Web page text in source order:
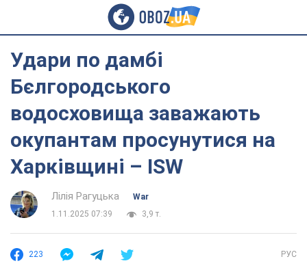
Удари по дамбі
Бєлгородського
водосховища заважають
окупантам просунутися на
Харківщині – ISW
Лілія Рагуцька
War
1.11.2025 07:39
3,9 т.
223 РУС